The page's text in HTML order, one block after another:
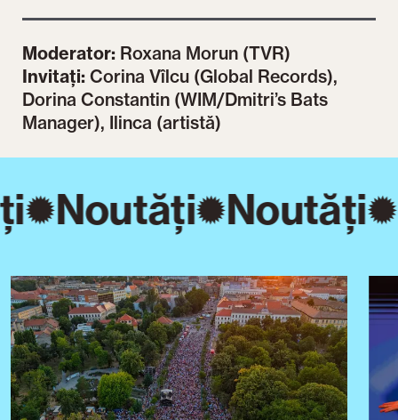
Moderator: Roxana Morun (TVR)
Invitați:Corina Vîlcu (Global Records),
Dorina Constantin (WIM/Dmitri’s Bats
Manager), Ilinca (artistă)
Noutăți Noutăți